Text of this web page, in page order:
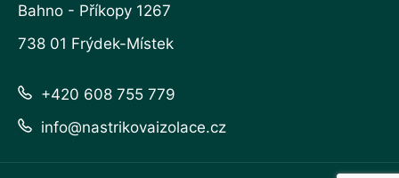
Bahno - Příkopy 1267
738 01 Frýdek-Místek
+420 608 755 779
info@nastrikovaizolace.cz